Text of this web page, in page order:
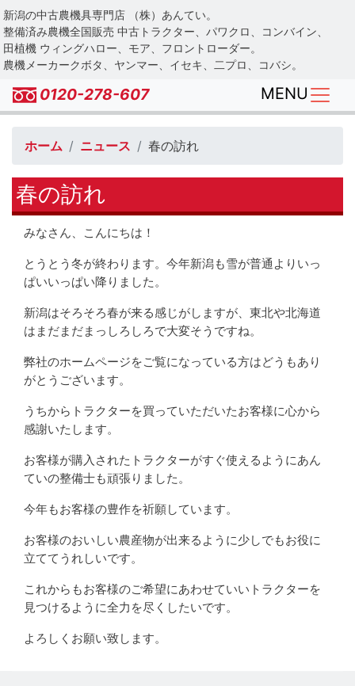
Skip
to
main
content
新潟の中古農機具専門店 （株）あんてい。
整備済み農機全国販売 中古トラクター、パワクロ、コンバイン、
田植機 ウィングハロー、モア、フロントローダー。
農機メーカークボタ、ヤンマー、イセキ、二プロ、コバシ。
0120-278-607 MENU
ホーム ニュース 春の訪れ
春の訪れ
みなさん、こんにちは！
とうとう冬が終わります。今年新潟も雪が普通よりいっ
ぱいいっぱい降りました。
新潟はそろそろ春が来る感じがしますが、東北や北海道
はまだまだまっしろしろで大変そうですね。
弊社のホームページをご覧になっている方はどうもあり
がとうございます。
うちからトラクターを買っていただいたお客様に心から
感謝いたします。
お客様が購入されたトラクターがすぐ使えるようにあん
ていの整備士も頑張りました。
今年もお客様の豊作を祈願しています。
お客様のおいしい農産物が出来るように少しでもお役に
立ててうれしいです。
これからもお客様のご希望にあわせていいトラクターを
見つけるように全力を尽くしたいです。
よろしくお願い致します。